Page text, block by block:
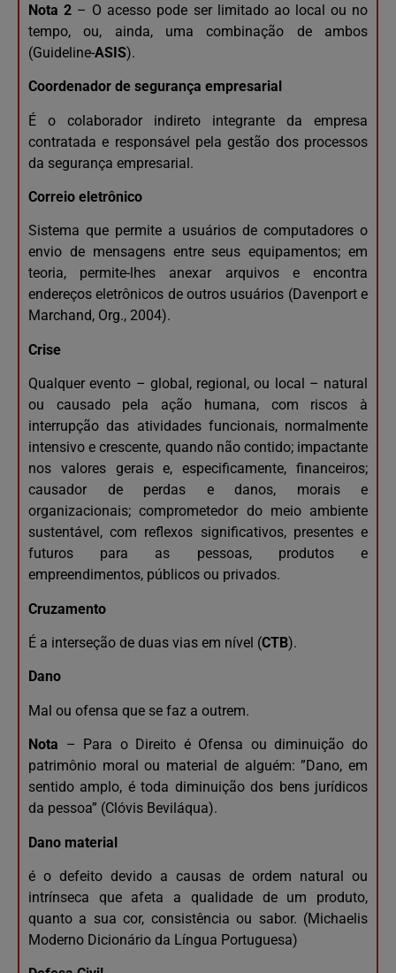
Nota 2 – O acesso pode ser limitado ao local ou no
tempo, ou, ainda, uma combinação de ambos
(Guideline-ASIS).
Coordenador de segurança empresarial
É o colaborador indireto integrante da empresa
contratada e responsável pela gestão dos processos
da segurança empresarial.
Correio eletrônico
Sistema que permite a usuários de computadores o
envio de mensagens entre seus equipamentos; em
teoria, permite-lhes anexar arquivos e encontra
endereços eletrônicos de outros usuários (Davenport e
Marchand, Org., 2004).
Crise
Qualquer evento – global, regional, ou local – natural
ou causado pela ação humana, com riscos à
interrupção das atividades funcionais, normalmente
intensivo e crescente, quando não contido; impactante
nos valores gerais e, especificamente, financeiros;
causador de perdas e danos, morais e
organizacionais; comprometedor do meio ambiente
sustentável, com reflexos significativos, presentes e
futuros para as pessoas, produtos e
empreendimentos, públicos ou privados.
Cruzamento
É a interseção de duas vias em nível (CTB).
Dano
Mal ou ofensa que se faz a outrem.
Nota – Para o Direito é Ofensa ou diminuição do
patrimônio moral ou material de alguém: ”Dano, em
sentido amplo, é toda diminuição dos bens jurídicos
da pessoa” (Clóvis Beviláqua).
Dano material
é o defeito devido a causas de ordem natural ou
intrínseca que afeta a qualidade de um produto,
quanto a sua cor, consistência ou sabor. (Michaelis
Moderno Dicionário da Língua Portuguesa)